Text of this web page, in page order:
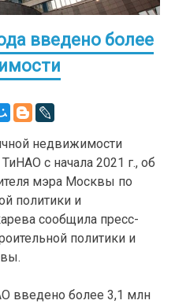
введено более
недвижимости
с начала 2021 г., об
мэра Москвы по
политики и
сообщила пресс-
политики и
введено более 3,1 млн